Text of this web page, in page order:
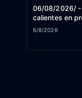
06/08/2026/ -
calientes en
6/8/2026